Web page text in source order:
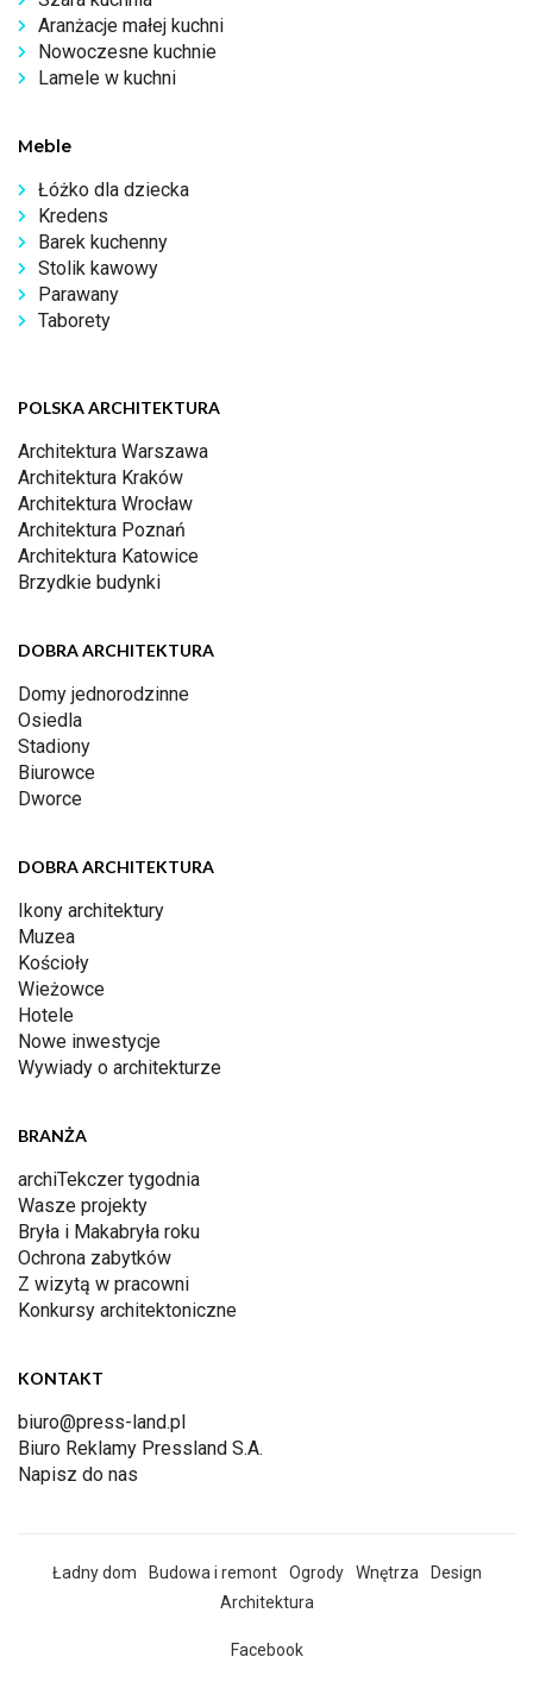
Aranżacje małej kuchni
Nowoczesne kuchnie
Lamele w kuchni
Meble
Łóżko dla dziecka
Kredens
Barek kuchenny
Stolik kawowy
Parawany
Taborety
POLSKA ARCHITEKTURA
Architektura Warszawa
Architektura Kraków
Architektura Wrocław
Architektura Poznań
Architektura Katowice
Brzydkie budynki
DOBRA ARCHITEKTURA
Domy jednorodzinne
Osiedla
Stadiony
Biurowce
Dworce
DOBRA ARCHITEKTURA
Ikony architektury
Muzea
Kościoły
Wieżowce
Hotele
Nowe inwestycje
Wywiady o architekturze
BRANŻA
archiTekczer tygodnia
Wasze projekty
Bryła i Makabryła roku
Ochrona zabytków
Z wizytą w pracowni
Konkursy architektoniczne
KONTAKT
biuro@press-land.pl
Biuro Reklamy Pressland S.A.
Napisz do nas
Ładny dom Budowa i remont Ogrody Wnętrza
Design
Architektura
Facebook